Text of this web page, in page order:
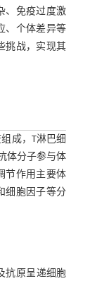
、免疫过度激
、个体差异等
挑战，实现其
成，T淋巴细
体分子参与体
节作用主要体
细胞因子等分
抗原呈递细胞